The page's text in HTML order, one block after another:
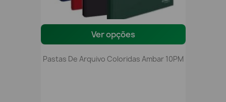
Ver opções
Pastas De Arquivo Coloridas Ambar 10PM